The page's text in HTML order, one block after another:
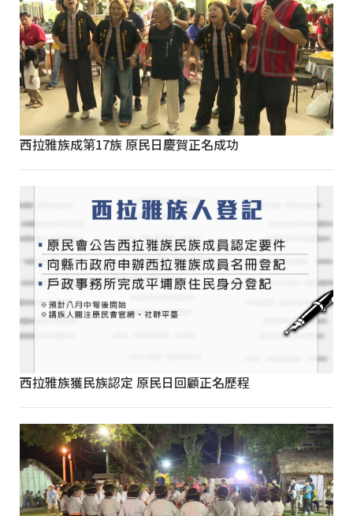
西拉雅族成第17族 原民日慶賀正名成功
西拉雅族獲民族認定 原民日回顧正名歷程